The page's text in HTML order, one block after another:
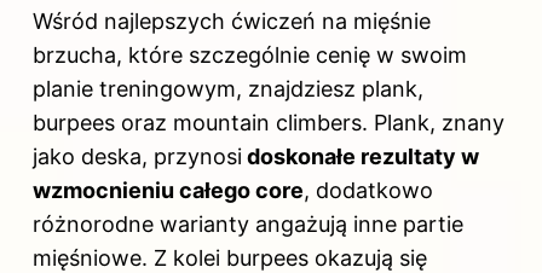
Wśród najlepszych ćwiczeń na mięśnie
brzucha, które szczególnie cenię w swoim
planie treningowym, znajdziesz plank,
burpees oraz mountain climbers. Plank, znany
jako deska, przynosidoskonałe rezultaty w
wzmocnieniu całego core, dodatkowo
różnorodne warianty angażują inne partie
mięśniowe. Z kolei burpees okazują się